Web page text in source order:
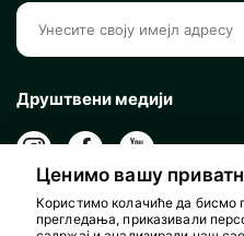
Друштвени медији
Ценимо вашу
Користимо колачиће да
прегледања, приказивали